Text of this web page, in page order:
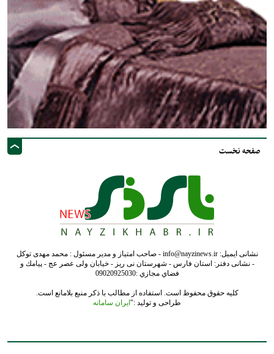
صفحه نخست
نشانی ایمیل: info@nayzinews.ir - صاحب امتیاز و مدیر مسئول : محمد مهدی توکل
- نشانی دفتر: استان فارس - شهرستان نی ریز - خیابان ولی عصر عج - پيامك و
فضاي مجازي :09020925030
کلیه حقوق محفوظ است. استفاده از مطالب با ذکر منبع بلامانع است.
طراحی و تولید :"ایران سامانه